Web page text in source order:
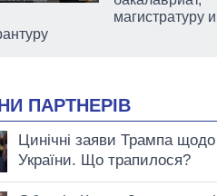
магистратуру и